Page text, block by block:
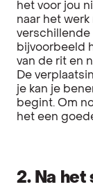
het voor jou
naar het
verschillende
bijvoorbeeld
van de rit en
De
je kan je
begint. Om
het een
2. Na het